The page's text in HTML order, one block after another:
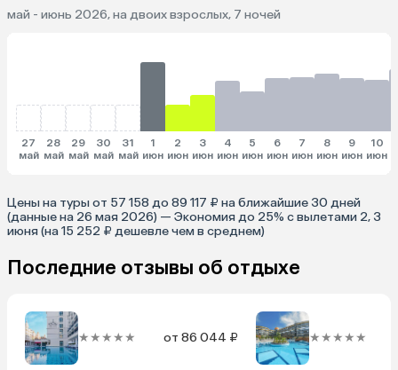
май - июнь 2026, на двоих взрослых, 7 ночей
27
май
28
май
29
май
30
май
31
май
1
июн
2
июн
3
июн
4
июн
5
июн
6
июн
7
июн
8
июн
9
июн
10
июн
Цены на туры от 57 158 до 89 117 ₽ на ближайшие 30 дней
(данные на 26 мая 2026) — Экономия до 25% с вылетами 2, 3
июня (на 15 252 ₽ дешевле чем в среднем)
Последние отзывы об отдыхе
★★★★★ от 86 044 ₽ ★★★★★